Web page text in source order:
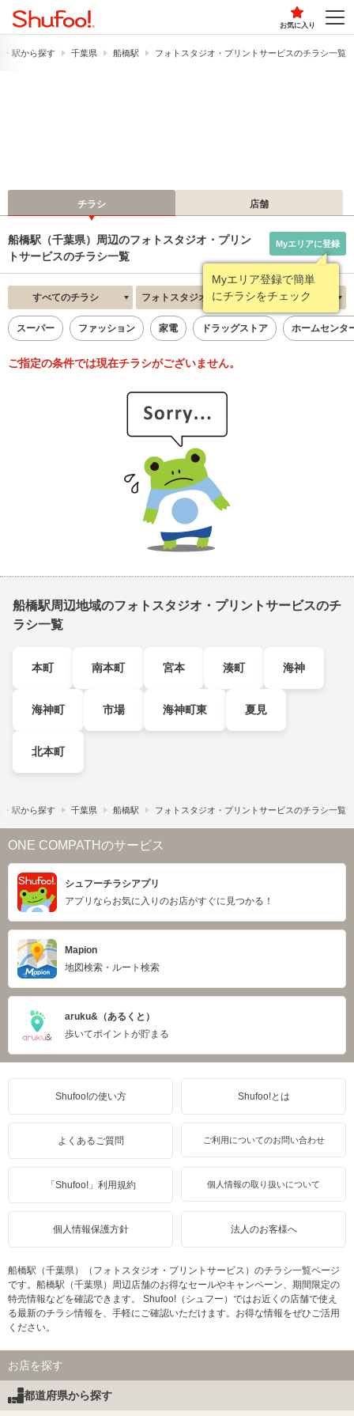
お気に入り
・駅から探す 千葉県 船橋駅 フォトスタジオ・プリントサービスのチラシ一覧
チラシ 店舗
船橋駅（千葉県）周辺のフォトスタジオ・プリン
トサービスのチラシ一覧
Myエリア登録で簡単
にチラシをチェック
Myエリアに登録
すべてのチラシ フォトスタジオ・プリントサービス 新着順
スーパー ファッション 家電 ドラッグストア ホームセンタ
ご指定の条件では現在チラシがございません。
船橋駅周辺地域のフォトスタジオ・プリントサービスのチ
ラシ一覧
本町 南本町 宮本 湊町 海神
海神町 市場 海神町東 夏見
北本町
・駅から探す 千葉県 船橋駅 フォトスタジオ・プリントサービスのチラシ一覧
ONE COMPATHのサービス
シュフーチラシアプリ
アプリならお気に入りのお店がすぐに見つかる！
Mapion
地図検索・ルート検索
aruku&（あるくと）
歩いてポイントが貯まる
Shufoo!の使い方 Shufoo!とは
よくあるご質問 ご利用についてのお問い合わせ
「Shufoo!」利用規約 個人情報の取り扱いについて
個人情報保護方針 法人のお客様へ
船橋駅（千葉県）（フォトスタジオ・プリントサービス）のチラシ一覧ページ
です。船橋駅（千葉県）周辺店舗のお得なセールやキャンペーン、期間限定の
特売情報などを確認できます。 Shufoo!（シュフー）ではお近くの店舗で使え
る最新のチラシ情報を、手軽にご確認いただけます。お得な情報をぜひご活用
ください。
お店を探す
都道府県から探す